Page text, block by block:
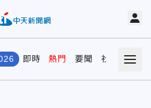
即時 熱門 要聞 社會 娛樂